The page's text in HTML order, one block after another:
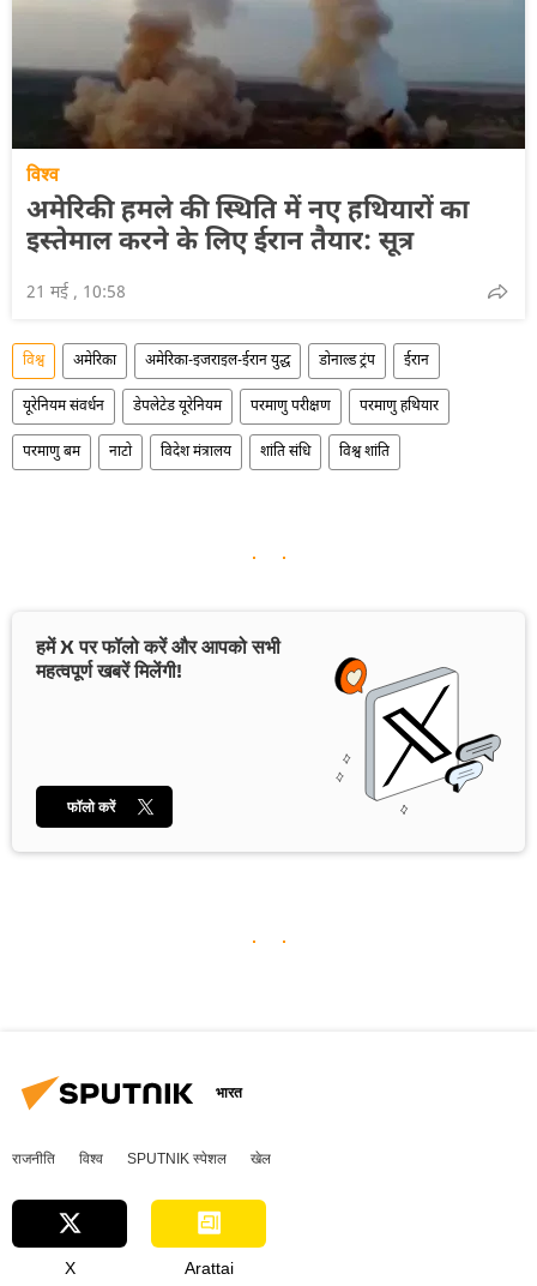
विश्व
अमेरिकी हमले की स्थिति में नए हथियारों का
इस्तेमाल करने के लिए ईरान तैयार: सूत्र
21 मई , 10:58
विश्व अमेरिका अमेरिका-इजराइल-ईरान युद्ध डोनाल्ड ट्रंप ईरान
यूरेनियम संवर्धन डेपलेटेड यूरेनियम परमाणु परीक्षण परमाणु हथियार
परमाणु बम नाटो विदेश मंत्रालय शांति संधि विश्व शांति
हमें X पर फॉलो करें और आपको सभी
महत्वपूर्ण खबरें मिलेंगी!
फॉलो करें
भारत
राजनीति विश्व SPUTNIK स्पेशल खेल
X Arattai